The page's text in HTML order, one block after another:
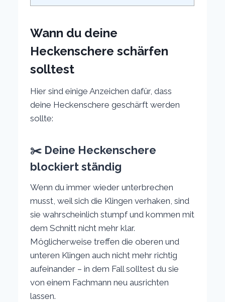
Wann du deine
Heckenschere schärfen
solltest
Hier sind einige Anzeichen dafür, dass
deine Heckenschere geschärft werden
sollte:
✂️ Deine Heckenschere
blockiert ständig
Wenn du immer wieder unterbrechen
musst, weil sich die Klingen verhaken, sind
sie wahrscheinlich stumpf und kommen mit
dem Schnitt nicht mehr klar.
Möglicherweise treffen die oberen und
unteren Klingen auch nicht mehr richtig
aufeinander – in dem Fall solltest du sie
von einem Fachmann neu ausrichten
lassen.